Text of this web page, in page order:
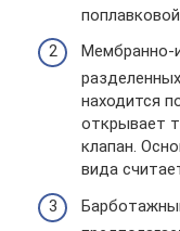
Мембранно-
находится
открывает
клапан.
вида